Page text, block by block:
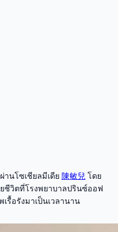
านโซเชียลมีเดีย 陳敏兒 โดย
ยชีวิตที่โรงพยาบาลปรินซ์ออฟ
รื้อรังมาเป็นเวลานาน